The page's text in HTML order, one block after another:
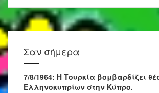
Σαν σήμερα
7/8/1964: Η Τουρκία βομβαρδίζει
Ελληνοκυπρίων στην Κύπρο.